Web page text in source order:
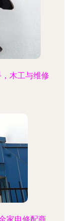
木工与维修